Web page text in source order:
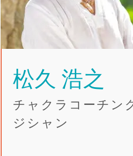
松久 浩之
チャクラコーチン
ジシャン